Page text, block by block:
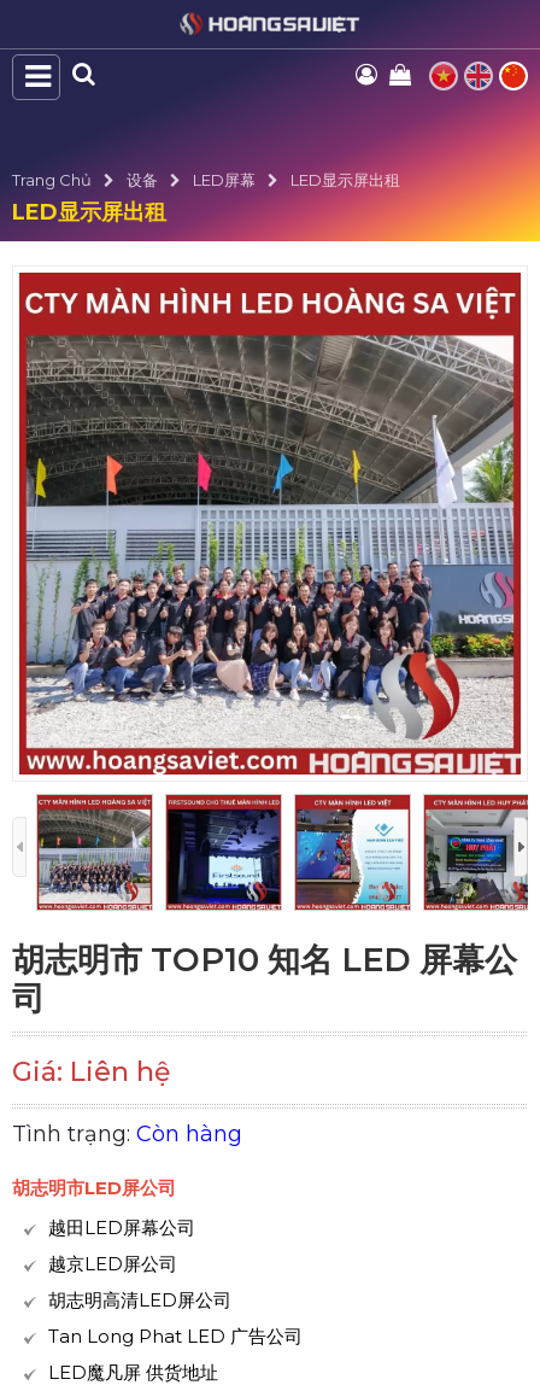
Trang Chủ 设备 LED屏幕 LED显示屏出租
LED显示屏出租
胡志明市 TOP10 知名 LED 屏幕公
司
Giá: Liên hệ
Tình trạng: Còn hàng
胡志明市LED屏公司
越田LED屏幕公司
越京LED屏公司
胡志明高清LED屏公司
Tan Long Phat LED 广告公司
LED魔凡屏 供货地址